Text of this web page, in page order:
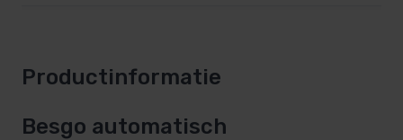
Productinformatie
Besgo automatisch